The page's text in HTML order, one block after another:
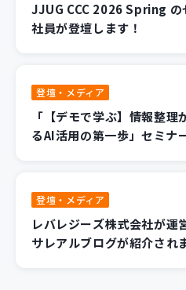
JJUG CCC 2026 Spring の
社員が登壇します！
登壇・メディア
「【デモで学ぶ】情報整
るAI活用の第一歩」セミナ
登壇・メディア
レバレジーズ株式会社が運
サレアルブログが紹介され